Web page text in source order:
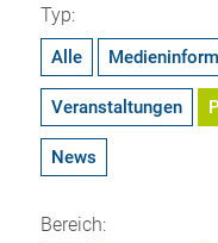
Typ:
Alle
Veranstaltungen
News
Bereich: